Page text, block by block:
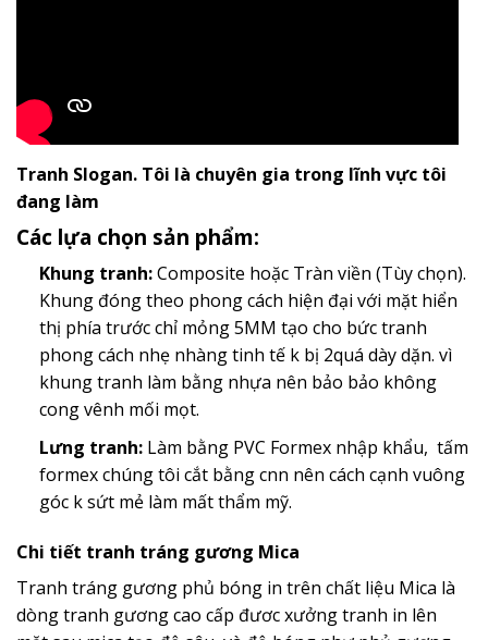
Tranh Slogan. Tôi là chuyên gia trong lĩnh vực tôi
đang làm
Các lựa chọn sản phẩm:
Khung tranh:Composite hoặc Tràn viền (Tùy chọn).
Khung đóng theo phong cách hiện đại với mặt hiển
thị phía trước chỉ mỏng 5MM tạo cho bức tranh
phong cách nhẹ nhàng tinh tế k bị 2quá dày dặn. vì
khung tranh làm bằng nhựa nên bảo bảo không
cong vênh mối mọt.
Lưng tranh:Làm bằng PVC Formex nhập khẩu, tấm
formex chúng tôi cắt bằng cnn nên cách cạnh vuông
góc k sứt mẻ làm mất thẩm mỹ.
Chi tiết tranh tráng gương Mica
Tranh tráng gương phủ bóng in trên chất liệu Mica là
dòng tranh gương cao cấp đươc xưởng tranh in lên